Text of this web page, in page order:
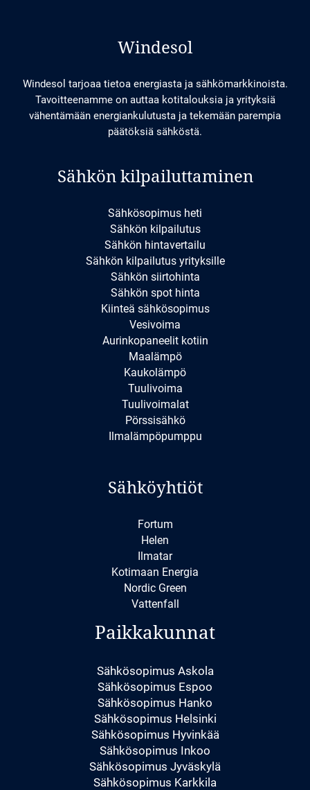
Windesol
Windesol tarjoaa tietoa energiasta ja sähkömarkkinoista.
Tavoitteenamme on auttaa kotitalouksia ja yrityksiä
vähentämään energiankulutusta ja tekemään parempia
päätöksiä sähköstä.
Sähkön kilpailuttaminen
Sähkösopimus heti
Sähkön kilpailutus
Sähkön hintavertailu
Sähkön kilpailutus yrityksille
Sähkön siirtohinta
Sähkön spot hinta
Kiinteä sähkösopimus
Vesivoima
Aurinkopaneelit kotiin
Maalämpö
Kaukolämpö
Tuulivoima
Tuulivoimalat
Pörssisähkö
Ilmalämpöpumppu
Sähköyhtiöt
Fortum
Helen
Ilmatar
Kotimaan Energia
Nordic Green
Vattenfall
Paikkakunnat
Sähkösopimus Askola
Sähkösopimus Espoo
Sähkösopimus Hanko
Sähkösopimus Helsinki
Sähkösopimus Hyvinkää
Sähkösopimus Inkoo
Sähkösopimus Jyväskylä
Sähkösopimus Karkkila